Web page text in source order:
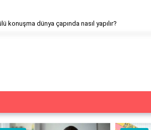
konuşma dünya çapında nasıl yapılır?